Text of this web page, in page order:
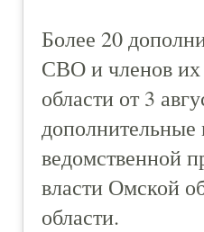
Более 20
СВО и членов их
области от 3
ведомственной
власти Омской
области.